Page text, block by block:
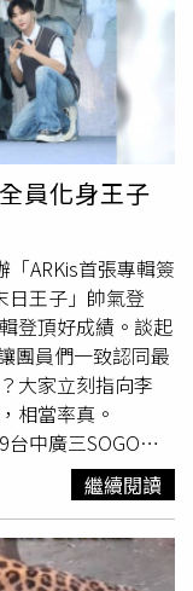
站在食物鏈最上面
我們聰明的大腦製
在演化之後變成了
似的不隨便緊張不
們明明已經站在那
自在不隨便緊張的
心害怕，那是因
頂層的時間太
因演化來不及反
記憶裡。原來是這
因而基因的演化來
裡了。因為人類的
所以必須時時處在
好一直用心的關注
獲得安全，這就
驗的比例 透過感
大腦會自動「想起
次數」是5：1。也
大腦一共跳出六個
後只有一個正向的
低的結直腸癌發
取地中海飲食、
採取全穀物飲
補充如鈣、鋅、
慣者，結直腸癌的
和鈣 醫：加速腸
食纖維、鈣和優格
醫院肝膽腸胃科
共識了。雖然便
多補充膳食纖維可
的有害物質接觸，
有助降低腸黏膜病
腸癌有關？范泉山
的致癌物結合後從
排泄，膽酸是由肝
結合成結合型膽
過多而未被回收的
作用，會形成致癌
和膽酸結合成不可
的來源是牛奶，但
員化身王子
ARKis首張專輯簽
日王子」帥氣登
登頂好成績。談起
團員們一致認同最
大家立刻指向李
相當率真。
中廣三SOGO，
Vin、伍承慶、禾雁
成員組成，全團擁
禾雁凱則是語言擔
Alex算塔羅牌，
繼續閱讀